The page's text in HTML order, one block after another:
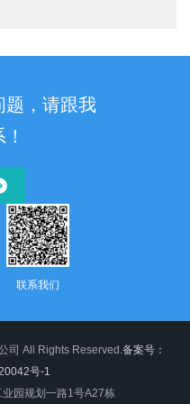
题，请跟我
联系我们
司 All Rights Reserved.备案号：
号-1
园规划一路1号A27栋